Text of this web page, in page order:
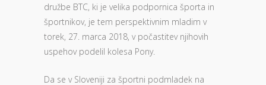
družbe BTC, ki je velika podpornica športa in
športnikov, je tem perspektivnim mladim v
torek, 27. marca 2018, v počastitev njihovih
uspehov podelil kolesa Pony.
Da se v Sloveniji za športni podmladek na